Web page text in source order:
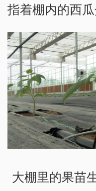
指着棚内的西瓜
大棚里的果苗